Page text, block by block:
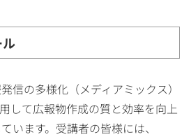
信の多様化（メディアミックス）
して広報物作成の質と効率を向上
います。受講者の皆様には、